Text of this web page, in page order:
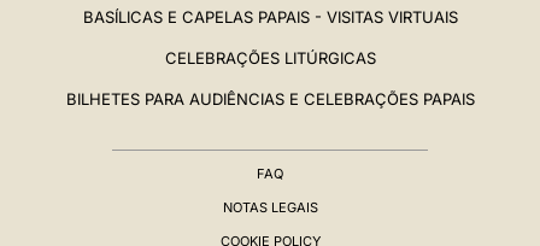
BASÍLICAS E CAPELAS PAPAIS - VISITAS VIRTUAIS
CELEBRAÇÕES LITÚRGICAS
BILHETES PARA AUDIÊNCIAS E CELEBRAÇÕES PAPAIS
FAQ
NOTAS LEGAIS
COOKIE POLICY